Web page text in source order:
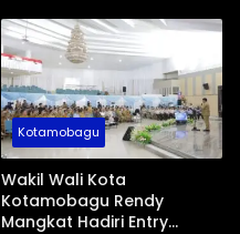
Kotamobagu
Wakil Wali Kota
Kotamobagu Rendy
Mangkat Hadiri Entry